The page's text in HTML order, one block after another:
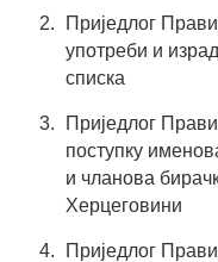
Приједлог
употреби и
списка
Приједлог
поступку
и чланова
Херцеговини
Приједлог